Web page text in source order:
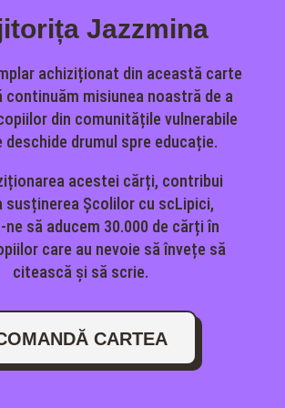
Jazzmina
achiziționat din această carte
continuăm misiunea noastră de a
din comunitățile vulnerabile
deschide drumul spre educație.
acestei cărți, contribui
susținerea Școlilor cu scLipici,
ne să aducem 30.000 de cărți în
care au nevoie să învețe să
citească și să scrie.
CARTEA